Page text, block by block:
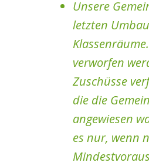
Unsere
letzten
verworfen
Zuschüsse
die die
angewiesen
es nur, wenn